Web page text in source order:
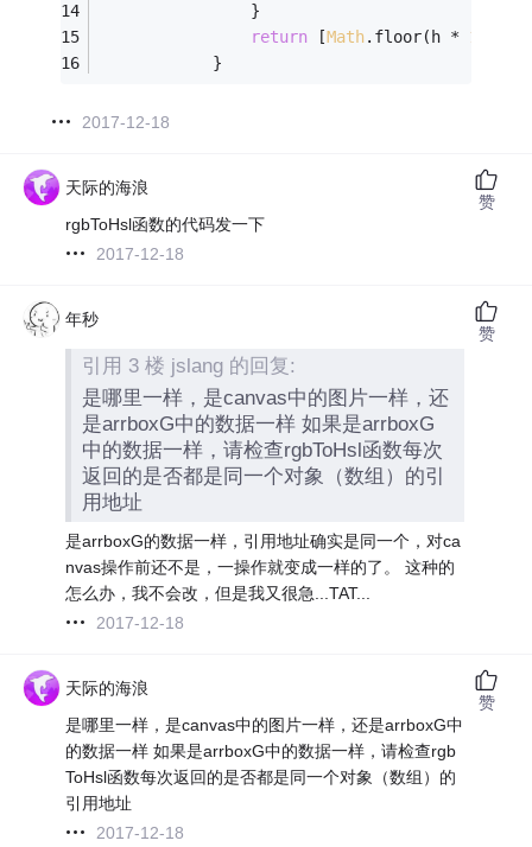
                }
return [Math.floor(h * 100
            }
2017-12-18
天际的海浪
rgbToHsl函数的代码发一下
2017-12-18
赞
年秒
引用 3 楼 jslang 的回复:
是哪里一样，是canvas中的图片一样，还
是arrboxG中的数据一样 如果是arrboxG
中的数据一样，请检查rgbToHsl函数每次
返回的是否都是同一个对象（数组）的引
用地址
是arrboxG的数据一样，引用地址确实是同一个，对ca
nvas操作前还不是，一操作就变成一样的了。 这种的
怎么办，我不会改，但是我又很急...TAT...
2017-12-18
赞
天际的海浪
是哪里一样，是canvas中的图片一样，还是arrboxG中
的数据一样 如果是arrboxG中的数据一样，请检查rgb
ToHsl函数每次返回的是否都是同一个对象（数组）的
引用地址
2017-12-18
赞